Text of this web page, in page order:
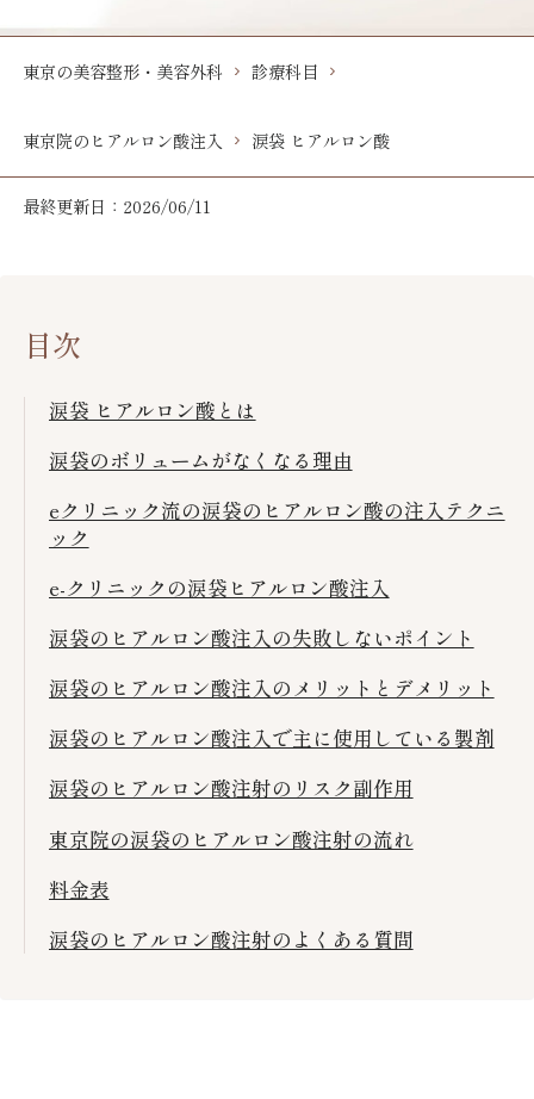
東京の美容整形・美容外科 診療科目
東京院のヒアルロン酸注入 涙袋 ヒアルロン酸
最終更新日：2026/06/11
目次
涙袋 ヒアルロン酸とは
涙袋のボリュームがなくなる理由
eクリニック流の涙袋のヒアルロン酸の注入テクニ
ック
e-クリニックの涙袋ヒアルロン酸注入
涙袋のヒアルロン酸注入の失敗しないポイント
涙袋のヒアルロン酸注入のメリットとデメリット
涙袋のヒアルロン酸注入で主に使用している製剤
涙袋のヒアルロン酸注射のリスク副作用
東京院の涙袋のヒアルロン酸注射の流れ
料金表
涙袋のヒアルロン酸注射のよくある質問